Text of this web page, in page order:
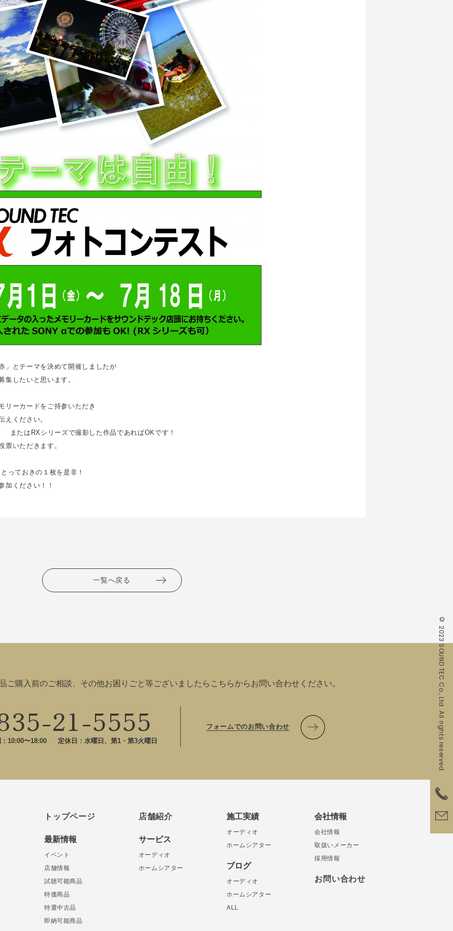
」とテーマを決めて開催しましたが
したいと思います。
リーカードをご持参いただき
えください。
またはRXシリーズで撮影した作品であればOKです！
票いただきます。
っておきの１枚を是非！
加ください！！
一覧へ戻る
ご購入前のご相談、その他お困りごと等ございましたらこちらからお問い合わせください。
21-5555
10:00〜18:00 定休日：水曜日、第1・第3火曜日
フォームでのお問い合わせ © 2023 SOUND TEC Co., Ltd. All rights reserved.
トップページ
最新情報
イベント
店舗情報
試聴可能商品
特価商品
特選中古品
即納可能商品
店舗紹介
サービス
オーディオ
ホームシアター
施工実績
オーディオ
ホームシアター
ブログ
オーディオ
ホームシアター
ALL
会社情報
会社情報
取扱いメーカー
採用情報
お問い合わせ